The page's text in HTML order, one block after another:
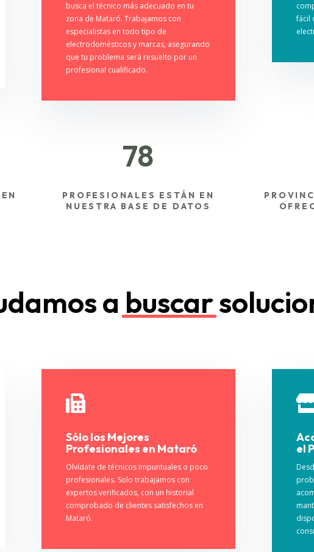
busca el técnico más adecuado en tu
zona de Mataró. Trabajamos con
especialistas en todo tipo de
electrodomésticos y marcas, asegurando
que tu problema será resuelto por un
profesional cualificado.
fácil
78
PROFESIONALES ESTÁN EN
NUESTRA BASE DE DATOS
a buscar

Sólo los Mejores
Profesionales en Mataró
Olvídate de técnicos impuntuales o poco
profesionales. Solo trabajamos con
expertos verificados, con un historial
comprobado de clientes satisfechos en
Mataró.
el